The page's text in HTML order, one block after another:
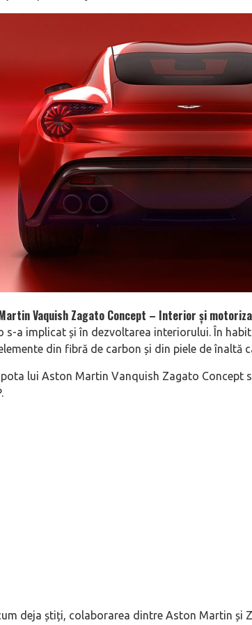
Vaquish Zagato Concept – Interior și
s-a implicat și în dezvoltarea interiorului. În
din fibră de carbon și din piele de
lui Aston Martin Vanquish Zagato Concept
deja știți, colaborarea dintre Aston Martin și
ceva avioane, numele Hennessey
ca un apropo. Unul pertinent, de
Prima sportivă
de noua ediție
60° Hommage